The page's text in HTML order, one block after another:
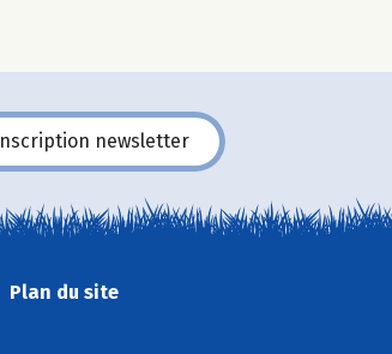
Inscription newsletter
Plan du site